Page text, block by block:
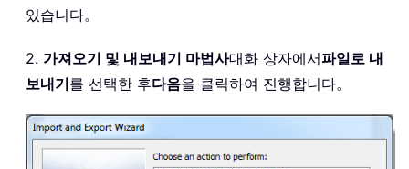
있습니다。
2. 가져오기 및 내보내기 마법사대화 상자에서파일로 내
보내기를 선택한 후다음을 클릭하여 진행합니다。